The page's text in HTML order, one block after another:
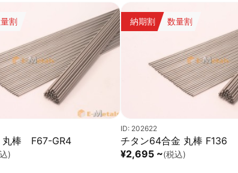
特長
◎高純度炭化シリコン（SiC /
高品質ファインセラミックス
◎高硬度・優れた耐摩耗性
摩耗環境下でも長寿命化に貢献
◎優れた耐熱性・高温安定性
高温環境下でも安定した性能を
◎耐酸化性・耐薬品性
割
丸棒 F67-GR4
)
納期割 数量割
ID: 202622
チタン64合金 丸棒 F136
¥2,695 ~(税込)